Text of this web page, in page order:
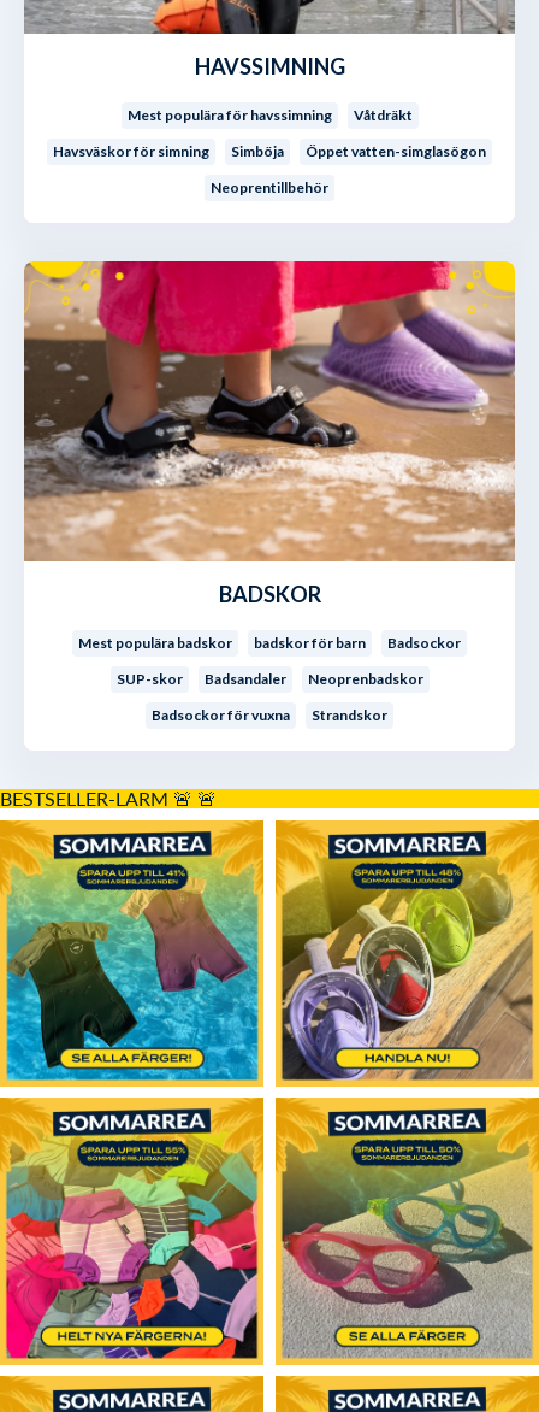
HAVSSIMNING
Mest populära för havssimning
Våtdräkt
Havsväskor för simning
Simböja
Öppet vatten-simglasögon
Neoprentillbehör
BADSKOR
Mest populära badskor badskor för barn
Badsockor
SUP-skor
Badsandaler
Neoprenbadskor
Badsockor för vuxna
Strandskor
BESTSELLER-LARM 🚨🚨